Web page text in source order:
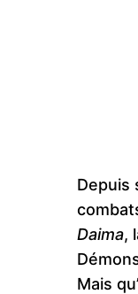
Depuis
Daima,
Mais